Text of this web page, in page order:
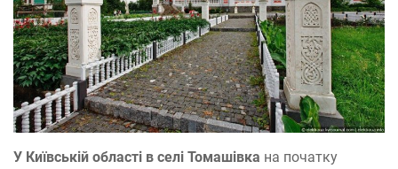
У Київській області в селі Томашівка на початку